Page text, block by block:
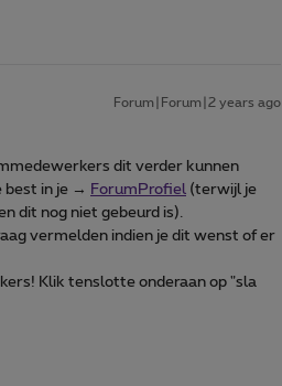
Forum|Forum|2 years ago
dit verder kunnen
best in je → ForumProfiel (terwijl je
dit nog niet gebeurd is).
vermelden indien je dit wenst of er
Klik tenslotte onderaan op "sla